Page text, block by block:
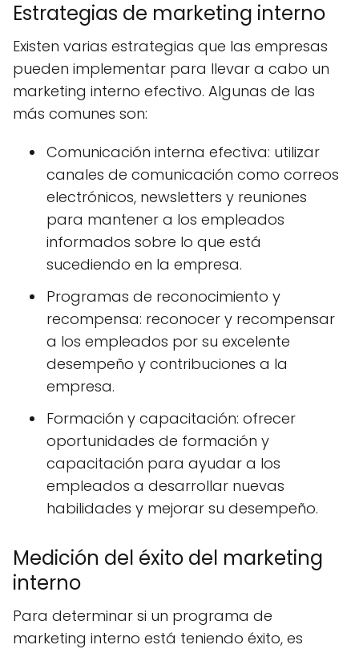
Estrategias de marketing interno
Existen varias estrategias que las empresas
pueden implementar para llevar a cabo un
marketing interno efectivo. Algunas de las
más comunes son:
Comunicación interna efectiva: utilizar
canales de comunicación como correos
electrónicos, newsletters y reuniones
para mantener a los empleados
informados sobre lo que está
sucediendo en la empresa.
Programas de reconocimiento y
recompensa: reconocer y recompensar
a los empleados por su excelente
desempeño y contribuciones a la
empresa.
Formación y capacitación: ofrecer
oportunidades de formación y
capacitación para ayudar a los
empleados a desarrollar nuevas
habilidades y mejorar su desempeño.
Medición del éxito del marketing
interno
Para determinar si un programa de
marketing interno está teniendo éxito, es